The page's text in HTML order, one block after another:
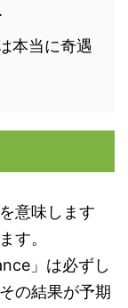
本当に奇遇
意味します
す。
」は必ずし
の結果が予期